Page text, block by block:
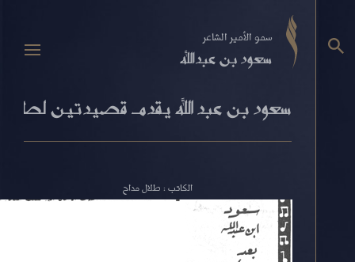
سمو الأمير الشاعر
سعود بن عبدالله
سعود بن عبد الله يقدم قصيدتين
الكاتب : طلال مداح